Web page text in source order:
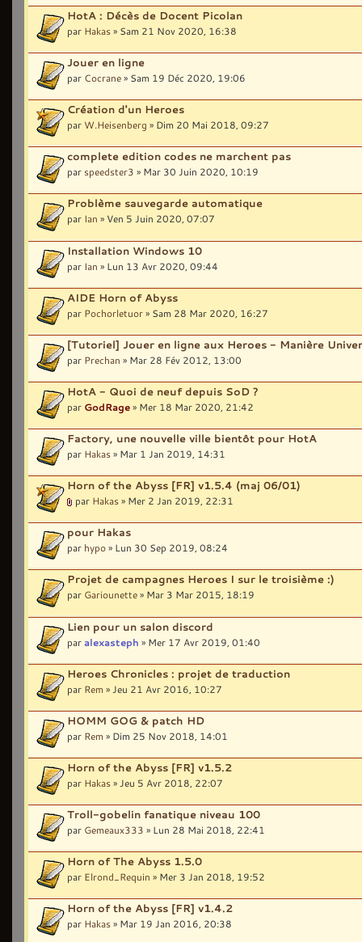
HotA : Décès de Docent Picolan
par Hakas» Sam 21 Nov 2020, 16:38
Jouer en ligne
par Cocrane» Sam 19 Déc 2020, 19:06
Création d'un Heroes
par W.Heisenberg » Dim 20 Mai 2018, 09:27
complete edition codes ne marchent pas
par speedster3 » Mar 30 Juin 2020, 10:19
Problème sauvegarde automatique
par Ian » Ven 5 Juin 2020, 07:07
Installation Windows 10
par Ian » Lun 13 Avr 2020, 09:44
AIDE Horn of Abyss
par Pochorletuor» Sam 28 Mar 2020, 16:27
[Tutoriel] Jouer en ligne aux Heroes - Manière
par Prechan » Mar 28 Fév 2012, 13:00
HotA - Quoi de neuf depuis SoD ?
par GodRage» Mer 18 Mar 2020, 21:42
Factory, une nouvelle ville bientôt pour HotA
par Hakas» Mar 1 Jan 2019, 14:31
Horn of the Abyss [FR] v1.5.4 (maj 06/01)
par Hakas» Mer 2 Jan 2019, 22:31
pour Hakas
par hypo» Lun 30 Sep 2019, 08:24
Projet de campagnes Heroes I sur le troisième :)
par Gariounette» Mar 3 Mar 2015, 18:19
Lien pour un salon discord
paralexasteph » Mer 17 Avr 2019, 01:40
Heroes Chronicles : projet de traduction
par Rem » Jeu 21 Avr 2016, 10:27
HOMM GOG & patch HD
par Rem » Dim 25 Nov 2018, 14:01
Horn of the Abyss [FR] v1.5.2
par Hakas» Jeu 5 Avr 2018, 22:07
Troll-gobelin fanatique niveau 100
par Gemeaux333 » Lun 28 Mai 2018, 22:41
Horn of The Abyss 1.5.0
par Elrond_Requin » Mer 3 Jan 2018, 19:52
Horn of the Abyss [FR] v1.4.2
par Hakas» Mar 19 Jan 2016, 20:38